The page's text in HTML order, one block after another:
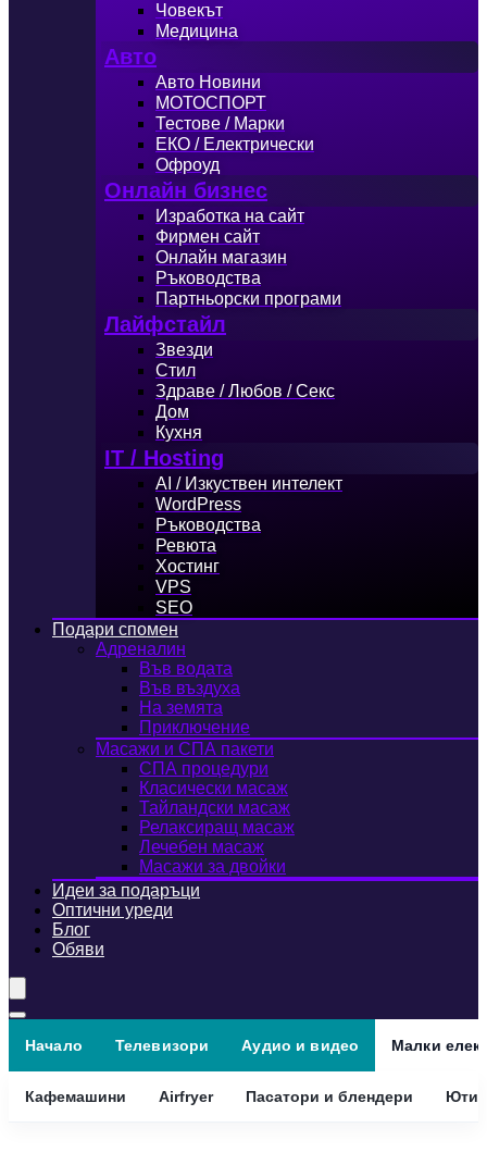
Човекът
Медицина
Авто
Авто Новини
МОТОСПОРТ
Тестове / Марки
ЕКО / Електрически
Офроуд
Онлайн бизнес
Изработка на сайт
Фирмен сайт
Онлайн магазин
Ръководства
Партньорски програми
Лайфстайл
Звезди
Стил
Здраве / Любов / Секс
Дом
Кухня
IT / Hosting
AI / Изкуствен интелект
WordPress
Ръководства
Ревюта
Хостинг
VPS
SEO
Подари спомен
Адреналин
Във водата
Във въздуха
На земята
Приключение
Масажи и СПА пакети
СПА процедури
Класически масаж
Тайландски масаж
Релаксиращ масаж
Лечебен масаж
Масажи за двойки
Идеи за подаръци
Оптични уреди
Блог
Обяви
Начало Телевизори Аудио и видео Малки
Кафемашини Airfryer Пасатори и блендери